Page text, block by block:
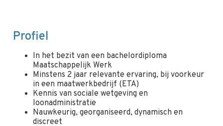
Profiel
In het bezit van een bachelordiploma
Maatschappelijk Werk
Minstens 2 jaar relevante ervaring, bij voorkeur
in een maatwerkbedrijf (ETA)
Kennis van sociale wetgeving en
loonadministratie
Nauwkeurig, georganiseerd, dynamisch en
discreet